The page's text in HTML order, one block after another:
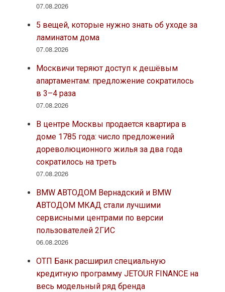
07.08.2026
5 вещей, которые нужно знать об уходе за
ламинатом дома
07.08.2026
Москвичи теряют доступ к дешёвым
апартаментам: предложение сократилось
в 3–4 раза
07.08.2026
В центре Москвы продается квартира в
доме 1785 года: число предложений
дореволюционного жилья за два года
сократилось на треть
07.08.2026
BMW АВТОДОМ Вернадский и BMW
АВТОДОМ МКАД стали лучшими
сервисными центрами по версии
пользователей 2ГИС
06.08.2026
ОТП Банк расширил специальную
кредитную программу JETOUR FINANCE на
весь модельный ряд бренда